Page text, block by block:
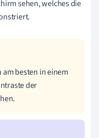
sehen, welches die
besten in einem
der